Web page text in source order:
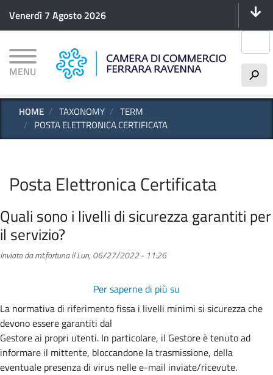
principale
Venerdì 7 Agosto 2026
MENU h
HOME TAXONOMY
TERM
POSTA ELETTRONICA CERTIFICATA
Posta Elettronica Certificata
Quali sono i livelli di sicurezza garantiti per
il servizio?
Inviato damt.fortunailLun, 06/27/2022 - 11:26
Per saperne di più su
sono
livelli
di
sicurezza
La normativa di riferimento fissa i livelli minimi si sicurezza che
devono essere garantiti dal
Gestore ai propri utenti. In particolare, il Gestore è tenuto ad
informare il mittente, bloccandone la trasmissione, della
eventuale presenza di virus nelle e-mail inviate/ricevute.